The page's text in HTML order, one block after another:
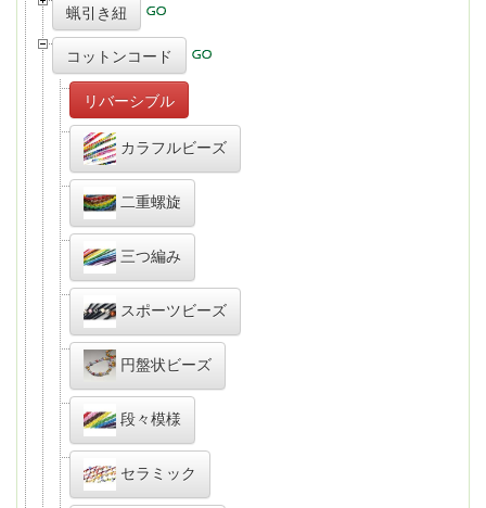
蝋引き紐
コットンコード
リバーシブル
カラフルビーズ
二重螺旋
三つ編み
スポーツビーズ
円盤状ビーズ
段々模様
セラミック